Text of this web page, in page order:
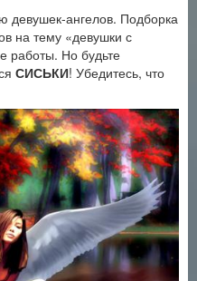
девушек-ангелов. Подборка
на тему «девушки с
работы. Но будьте
СИСЬКИ! Убедитесь, что